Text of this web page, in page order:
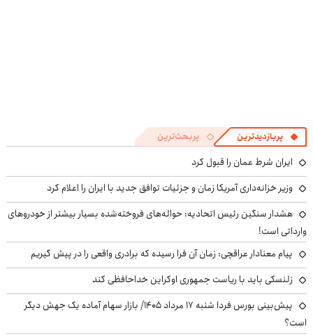
پربازدیدترین پربحث‌ترین
ایران شرط عمان را قبول کرد
وزیر خزانه‌داری آمریکا زمان و جزئیات توافق جدید با ایران را اعلام کرد
هشدار سنگین رئیس اتحادیه: حواله‌های فروخته‌شده بسیار بیشتر از خودروهای
وارداتی است!
پیام معنادار عراقچی: زمان آن فرا رسیده که برادری واقعی را در پیش گیریم
زلنسکی باید با ریاست جمهوری اوکراین خداحافظی کند
پیش‌بینی بورس فردا شنبه ۱۷ مرداد ۱۴۰۵/ بازار سهام آماده یک جهش دیگر
است؟